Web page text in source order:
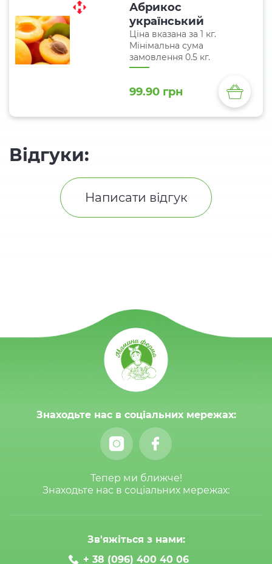
Абрикос
український
Ціна вказана за 1 кг.
Мінімальна сума
замовлення 0.5 кг.
99.90 грн
Відгуки:
Написати відгук
Знаходьте нас в соціальних мережах:
Тепер ми ближче!
Знаходьте нас в соціальних мережах:
Зв'яжіться з нами:
+ 38 (096) 400 40 06